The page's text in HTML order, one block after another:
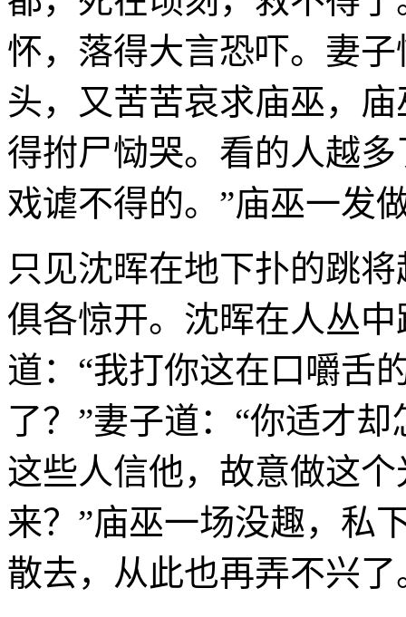
怀，落得大言恐吓。妻
头，又苦苦哀求庙巫，
得拊尸恸哭。看的人越
戏谑不得的。”庙巫一发
只见沈晖在地下扑的跳
俱各惊开。沈晖在人丛
道：“我打你这在口嚼舌
了？”妻子道：“你适才
这些人信他，故意做这
来？”庙巫一场没趣，私
散去，从此也再弄不兴了